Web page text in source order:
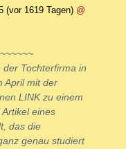
(vor 1619 Tagen) @
Tochterfirma in
April mit der
LINK zu einem
eines
das die
genau studiert